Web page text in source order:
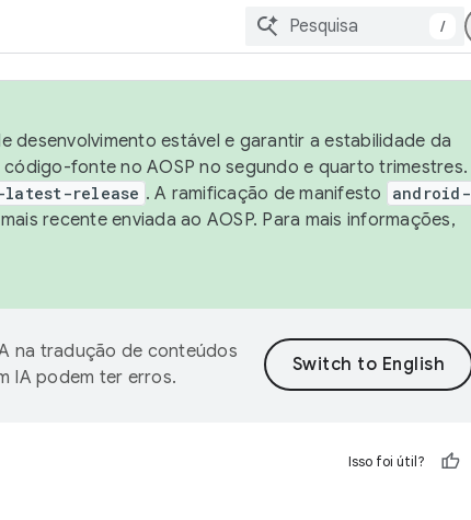
/
desenvolvimento estável e garantir a estabilidade da
fonte no AOSP no segundo e quarto trimestres.
latest-release . A ramificação de manifesto
android-
recente enviada ao AOSP. Para mais informações,
na tradução de conteúdos
IA podem ter erros.
Isso foi útil?